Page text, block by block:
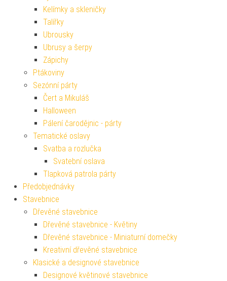
Kelímky a skleničky
Talířky
Ubrousky
Ubrusy a šerpy
Zápichy
Ptákoviny
Sezónní párty
Čert a Mikuláš
Halloween
Pálení čarodějnic - párty
Tematické oslavy
Svatba a rozlučka
Svatební oslava
Tlapková patrola párty
Předobjednávky
Stavebnice
Dřevěné stavebnice
Dřevěné stavebnice - Květiny
Dřevěné stavebnice - Miniaturní domečky
Kreativní dřevěné stavebnice
Klasické a designové stavebnice
Designové květinové stavebnice